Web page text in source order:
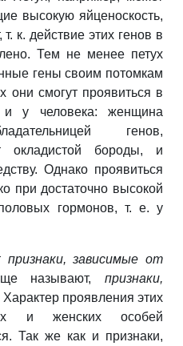
высокую яйценоскость,
к. действие этих генов в
Тем не менее петух
гены своим потомкам
они смогут проявиться в
и у человека: женщина
генов,
окладистой бороды, и
Однако проявиться
при достаточно высокой
гормонов, т. е. у
признаки, зависимые от
называют, признаки,
Характер проявления этих
и женских особей
Так же как и признаки,